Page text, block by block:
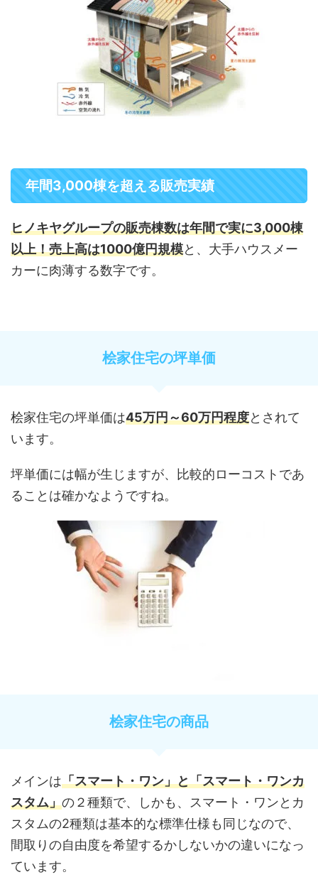
年間3,000棟を超える販売実績
ヒノキヤグループの販売棟数は年間で実に3,000棟
以上！売上高は1000億円規模と、大手ハウスメー
カーに肉薄する数字です。
桧家住宅の坪単価
桧家住宅の坪単価は45万円～60万円程度とされて
います。
坪単価には幅が生じますが、比較的ローコストであ
ることは確かなようですね。
桧家住宅の商品
メインは「スマート・ワン」と「スマート・ワンカ
スタム」の２種類で、しかも、スマート・ワンとカ
スタムの2種類は基本的な標準仕様も同じなので、
間取りの自由度を希望するかしないかの違いになっ
ています。